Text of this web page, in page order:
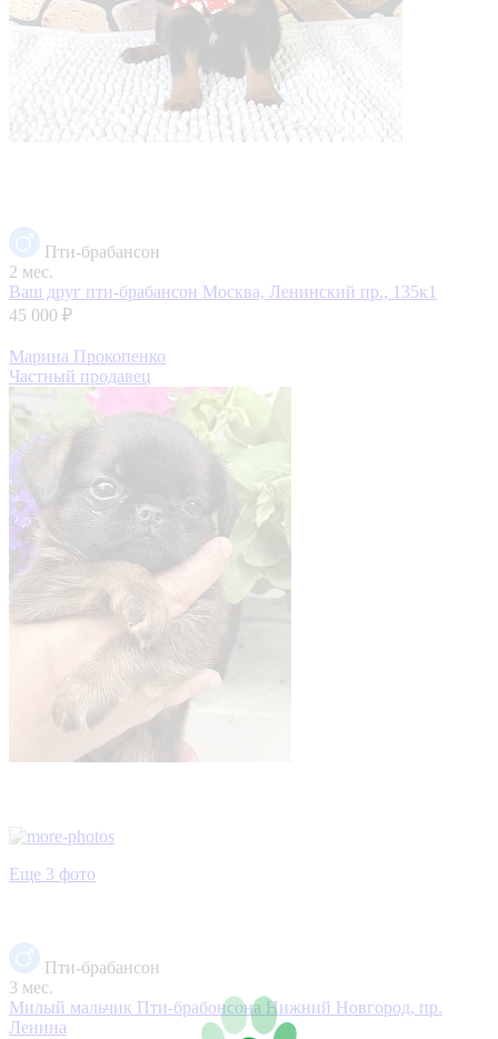
Пти-брабансон
2 мес.
Ваш друг пти-брабансон Москва, Ленинский пр., 135к1
45 000 ₽
Марина Прокопенко
Частный продавец
Еще 3 фото
Пти-брабансон
3 мес.
Милый мальчик Пти-брабонсона Нижний Новгород, пр.
Ленина